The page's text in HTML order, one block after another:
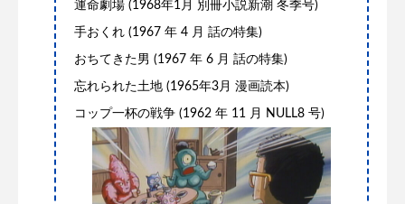
運命劇場 (1968年1月 別冊小説新潮 冬季号)
手おくれ (1967 年 4 月 話の特集)
おちてきた男 (1967 年 6 月 話の特集)
忘れられた土地 (1965年3月 漫画読本)
コップ一杯の戦争 (1962 年 11 月 NULL8 号)